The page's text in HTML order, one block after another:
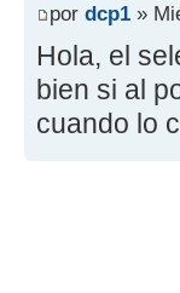
por dcp1 »
Hola, el
bien si al
cuando lo